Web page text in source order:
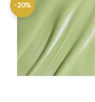
-20%